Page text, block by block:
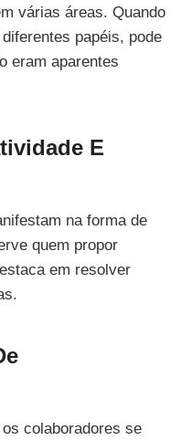
várias áreas. Quando
papéis, pode
eram aparentes
E
na forma de
quem propor
em resolver
colaboradores se